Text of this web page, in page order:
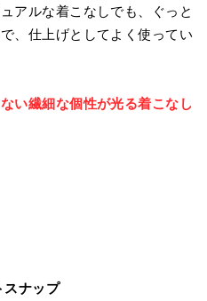
アルな着こなしでも、ぐっと
、仕上げとしてよく使ってい
い繊細な個性が光る着こなし
スナップ